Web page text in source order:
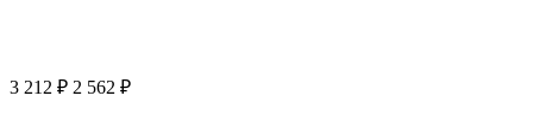
3 212 ₽ 2 562 ₽